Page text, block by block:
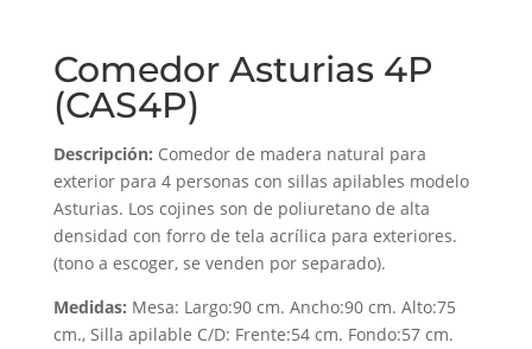
Comedor Asturias 4P
(CAS4P)
Descripción: Comedor de madera natural para
exterior para 4 personas con sillas apilables modelo
Asturias. Los cojines son de poliuretano de alta
densidad con forro de tela acrílica para exteriores.
(tono a escoger, se venden por separado).
Medidas: Mesa: Largo:90 cm. Ancho:90 cm. Alto:75
cm., Silla apilable C/D: Frente:54 cm. Fondo:57 cm.